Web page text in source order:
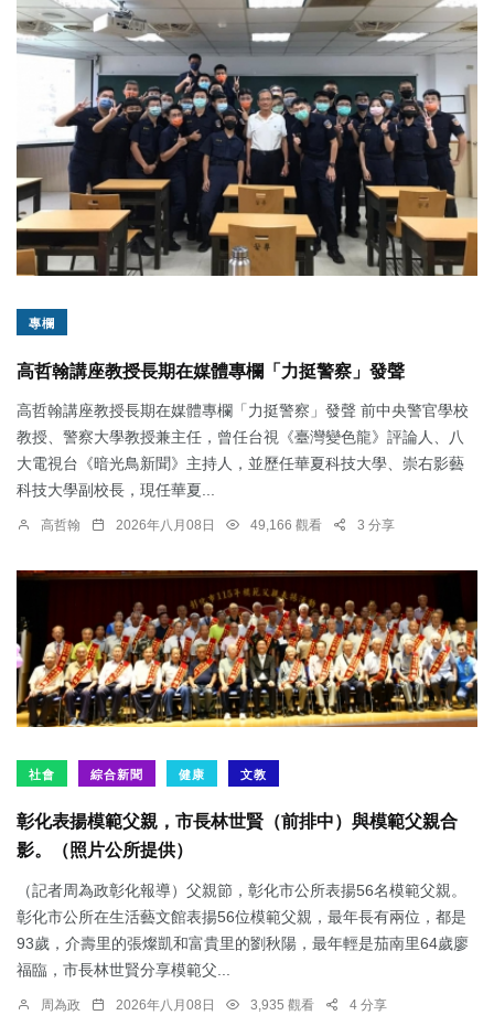
專欄
高哲翰講座教授長期在媒體專欄「力挺警察」發聲
高哲翰講座教授長期在媒體專欄「力挺警察」發聲 前中央警官學校
教授、警察大學教授兼主任，曾任台視《臺灣變色龍》評論人、八
大電視台《暗光鳥新聞》主持人，並歷任華夏科技大學、崇右影藝
科技大學副校長，現任華夏...
高哲翰 2026年八月08日 49,166 觀看 3 分享
社會 綜合新聞 健康 文教
彰化表揚模範父親，市長林世賢（前排中）與模範父親合
影。（照片公所提供）
（記者周為政彰化報導）父親節，彰化市公所表揚56名模範父親。
彰化市公所在生活藝文館表揚56位模範父親，最年長有兩位，都是
93歲，介壽里的張燦凱和富貴里的劉秋陽，最年輕是茄南里64歲廖
福臨，市長林世賢分享模範父...
周為政 2026年八月08日 3,935 觀看 4 分享